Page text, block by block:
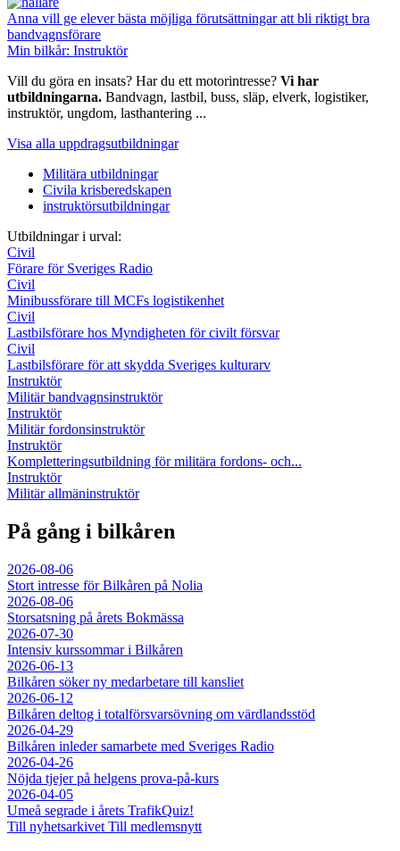
Anna vill ge elever bästa möjliga förutsättningar att bli riktigt bra
bandvagnsförare
Min bilkår: Instruktör
Vill du göra en insats? Har du ett motorintresse? Vi har
utbildningarna. Bandvagn, lastbil, buss, släp, elverk, logistiker,
instruktör, ungdom, lasthantering ...
Visa alla uppdragsutbildningar
Militära utbildningar
Civila krisberedskapen
instruktörsutbildningar
Utbildningar i urval:
Civil
Förare för Sveriges Radio
Civil
Minibussförare till MCFs logistikenhet
Civil
Lastbilsförare hos Myndigheten för civilt försvar
Civil
Lastbilsförare för att skydda Sveriges kulturarv
Instruktör
Militär bandvagnsinstruktör
Instruktör
Militär fordonsinstruktör
Instruktör
Kompletteringsutbildning för militära fordons- och...
Instruktör
Militär allmäninstruktör
På gång i bilkåren
2026-08-06
Stort intresse för Bilkåren på Nolia
2026-08-06
Storsatsning på årets Bokmässa
2026-07-30
Intensiv kurssommar i Bilkåren
2026-06-13
Bilkåren söker ny medarbetare till kansliet
2026-06-12
Bilkåren deltog i totalförsvarsövning om värdlandsstöd
2026-04-29
Bilkåren inleder samarbete med Sveriges Radio
2026-04-26
Nöjda tjejer på helgens prova-på-kurs
2026-04-05
Umeå segrade i årets TrafikQuiz!
Till nyhetsarkivet Till medlemsnytt